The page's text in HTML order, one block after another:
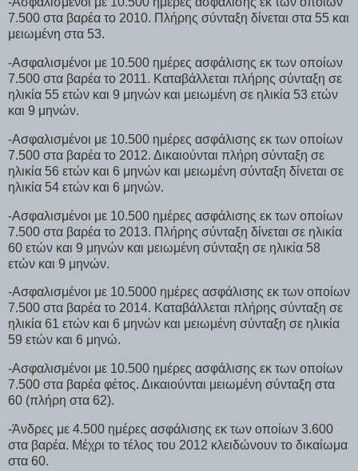
7.500 στα βαρέα το 2010. Πλήρης σύνταξη δίνεται στα 55 και
μειωμένη στα 53.
-Ασφαλισμένοι με 10.500 ημέρες ασφάλισης εκ των οποίων
7.500 στα βαρέα το 2011. Καταβάλλεται πλήρης σύνταξη σε
ηλικία 55 ετών και 9 μηνών και μειωμένη σε ηλικία 53 ετών
και 9 μηνών.
-Ασφαλισμένοι με 10.500 ημέρες ασφάλισης εκ των οποίων
7.500 στα βαρέα το 2012. Δικαιούνται πλήρη σύνταξη σε
ηλικία 56 ετών και 6 μηνών και μειωμένη σύνταξη δίνεται σε
ηλικία 54 ετών και 6 μηνών.
-Ασφαλισμένοι με 10.500 ημέρες ασφάλισης εκ των οποίων
7.500 στα βαρέα το 2013. Πλήρης σύνταξη δίνεται σε ηλικία
60 ετών και 9 μηνών και μειωμένη σύνταξη σε ηλικία 58
ετών και 9 μηνών.
-Ασφαλισμένοι με 10.5000 ημέρες ασφάλισης εκ των οποίων
7.500 στα βαρέα το 2014. Καταβάλλεται πλήρης σύνταξη σε
ηλικία 61 ετών και 6 μηνών και μειωμένη σύνταξη σε ηλικία
59 ετών και 6 μηνώ.
-Ασφαλισμένοι με 10.500 ημέρες ασφάλισης εκ των οποίων
7.500 στα βαρέα φέτος. Δικαιούνται μειωμένη σύνταξη στα
60 (πλήρη στα 62).
-Άνδρες με 4.500 ημέρες ασφάλισης εκ των οποίων 3.600
στα βαρέα. Μέχρι το τέλος του 2012 κλειδώνουν το δικαίωμα
στα 60.